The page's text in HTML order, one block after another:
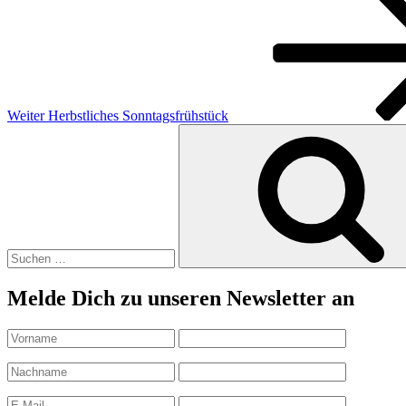
Weiter Herbstliches Sonntagsfrühstück
Melde Dich zu unseren Newsletter an